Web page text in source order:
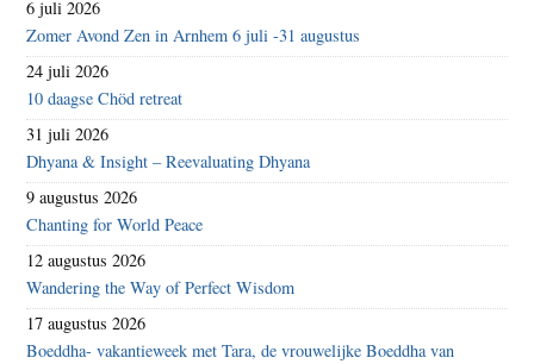
6 juli 2026
Zomer Avond Zen in Arnhem 6 juli -31 augustus
24 juli 2026
10 daagse Chöd retreat
31 juli 2026
Dhyana & Insight – Reevaluating Dhyana
9 augustus 2026
Chanting for World Peace
12 augustus 2026
Wandering the Way of Perfect Wisdom
17 augustus 2026
Boeddha- vakantieweek met Tara, de vrouwelijke Boeddha van